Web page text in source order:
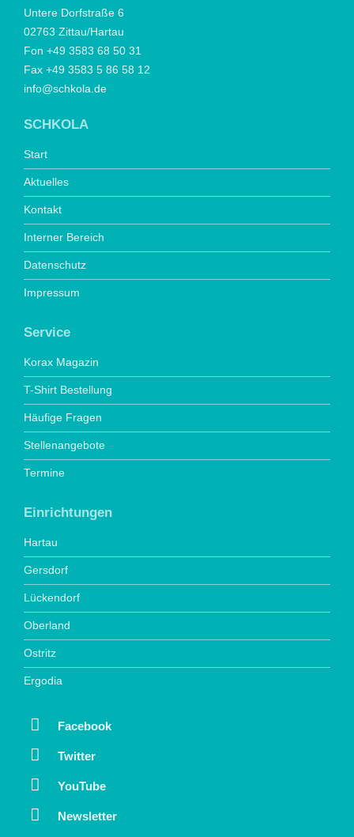
Untere Dorfstraße 6
02763 Zittau/Hartau
Fon +49 3583 68 50 31
Fax +49 3583 5 86 58 12
info@schkola.de
SCHKOLA
Start
Aktuelles
Kontakt
Interner Bereich
Datenschutz
Impressum
Service
Korax Magazin
T-Shirt Bestellung
Häufige Fragen
Stellenangebote
Termine
Einrichtungen
Hartau
Gersdorf
Lückendorf
Oberland
Ostritz
Ergodia
Facebook
Twitter
YouTube
Newsletter